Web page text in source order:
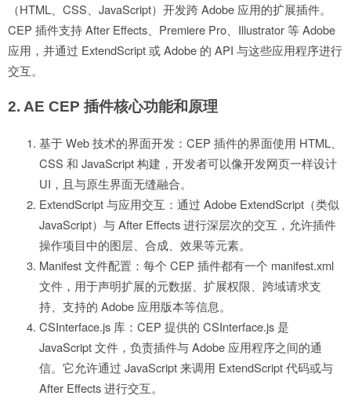
（HTML、CSS、JavaScript）开发跨 Adobe 应用的扩展插件。
CEP 插件支持 After Effects、Premiere Pro、Illustrator 等 Adobe
应用，并通过 ExtendScript 或 Adobe 的 API 与这些应用程序进行
交互。
2. AE CEP 插件核心功能和原理
基于 Web 技术的界面开发：CEP 插件的界面使用 HTML、
CSS 和 JavaScript 构建，开发者可以像开发网页一样设计
UI，且与原生界面无缝融合。
ExtendScript 与应用交互：通过 Adobe ExtendScript（类似
JavaScript）与 After Effects 进行深层次的交互，允许插件
操作项目中的图层、合成、效果等元素。
Manifest 文件配置：每个 CEP 插件都有一个 manifest.xml
文件，用于声明扩展的元数据、扩展权限、跨域请求支
持、支持的 Adobe 应用版本等信息。
CSInterface.js 库：CEP 提供的 CSInterface.js 是
JavaScript 文件，负责插件与 Adobe 应用程序之间的通
信。它允许通过 JavaScript 来调用 ExtendScript 代码或与
After Effects 进行交互。